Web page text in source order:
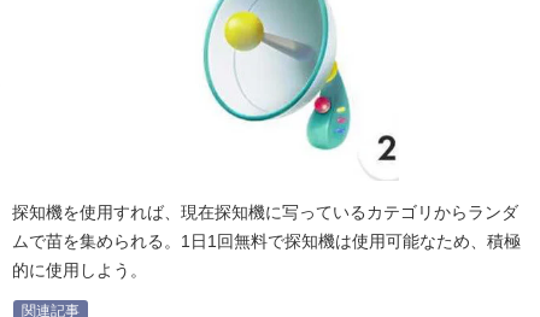
探知機を使用すれば、現在探知機に写っているカテゴリからランダ
ムで苗を集められる。1日1回無料で探知機は使用可能なため、積極
的に使用しよう。